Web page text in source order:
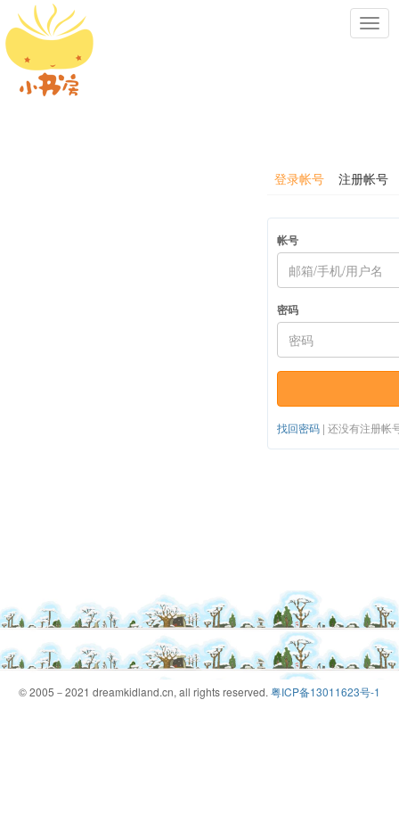
登录帐号 注册帐号
帐号
密码
找回密码 | 还没有注册帐
© 2005－2021 dreamkidland.cn, all rights reserved. 粤ICP备13011623号-1